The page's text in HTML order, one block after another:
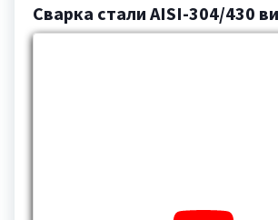
Сварка стали AISI-304/430